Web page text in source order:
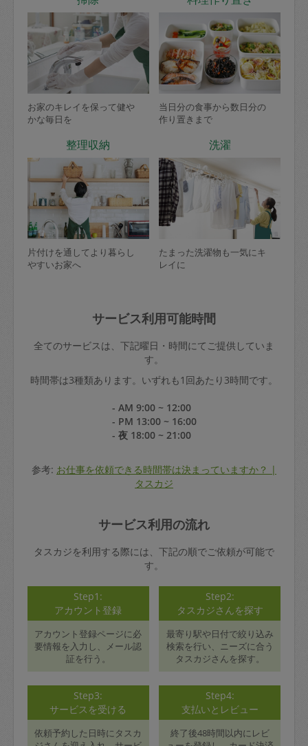
お家のキレイを保って健や
かな毎日を
当日分の食事から数日分の
作り置きまで
整理収納
片付けを通してより暮らし
やすいお家へ
洗濯
たまった洗濯物も一気にキ
レイに
サービス利用可能時間
全てのサービスは、下記曜日・時間にてご提供していま
す。
時間帯は3種類あります。いずれも1回あたり3時間です。
- AM 9:00 ~ 12:00
- PM 13:00 ~ 16:00
- 夜 18:00 ~ 21:00
参考: お仕事を依頼できる時間帯は決まっていますか？ |
タスカジ
サービス利用の流れ
タスカジを利用する際には、下記の順でご依頼が可能で
す。
Step1:
アカウント登録
アカウント登録ページに必
要情報を入力し、メール認
証を行う。
Step2:
タスカジさんを探す
最寄り駅や日付で絞り込み
検索を行い、ニーズに合う
タスカジさんを探す。
Step3:
サービスを受ける
依頼予約した日時にタスカ
Step4:
支払いとレビュー
終了後48時間以内にレビ